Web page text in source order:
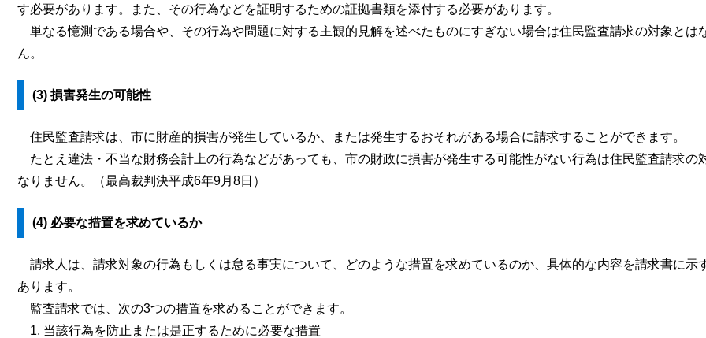
す必要があります。また、その行為などを証明するための証拠書類を添付する必要があります。
単なる憶測である場合や、その行為や問題に対する主観的見解を述べたものにすぎない場合は住民監査請求の対象とは
ん。
​​(3) 損害発生の可能性
住民監査請求は、市に財産的損害が発生しているか、または発生するおそれがある場合に請求することができます。
たとえ違法・不当な財務会計上の行為などがあっても、市の財政に損害が発生する可能性がない行為は住民監査請求の
なりません。（最高裁判決平成6年9月8日）
​(4) 必要な措置を求めているか​
請求人は、請求対象の行為もしくは怠る事実について、どのような措置を求めているのか、具体的な内容を請求書に示
あります。
監査請求では、次の3つの措置を求めることができます。
1. 当該行為を防止または是正するために必要な措置